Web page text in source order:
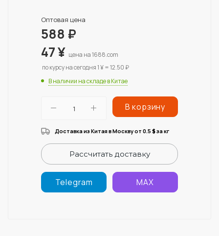
Оптовая цена
588 ₽
47¥ цена на 1688.com
по курсу на сегодня 1 ¥ = 12.50 ₽
В наличии на складе в Китае
В корзину
Доставка из Китая в Москву от 0.5 $за кг
Рассчитать доставку
Telegram MAX